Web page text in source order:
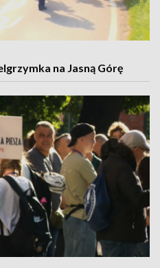
na Jasną Górę